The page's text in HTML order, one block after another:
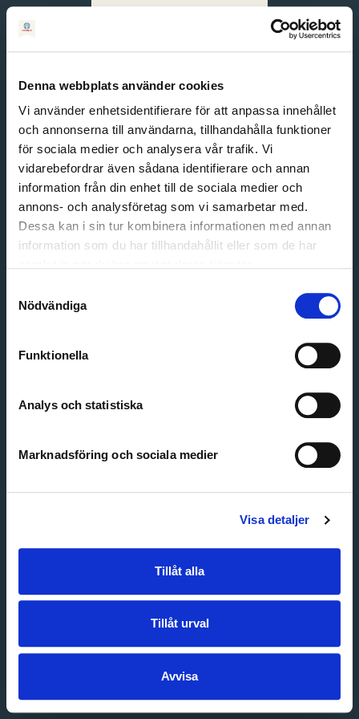
Denna webbplats använder cookies
Vi använder enhetsidentifierare för att anpassa innehållet
och annonserna till användarna, tillhandahålla funktioner
för sociala medier och analysera vår trafik. Vi
vidarebefordrar även sådana identifierare och annan
information från din enhet till de sociala medier och
annons- och analysföretag som vi samarbetar med.
Dessa kan i sin tur kombinera informationen med annan
information som du har tillhandahållit eller som de har
Nödvändiga
Funktionella
Analys och statistiska
Marknadsföring och sociala medier
Visa detaljer
Tillåt alla
Tillåt urval
Avvisa
English
Svenska
Email address
Customer service